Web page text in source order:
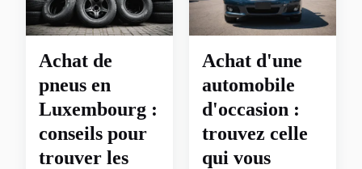
Achat de
pneus en
Luxembourg :
conseils pour
trouver les
Achat d'une
automobile
d'occasion :
trouvez celle
qui vous